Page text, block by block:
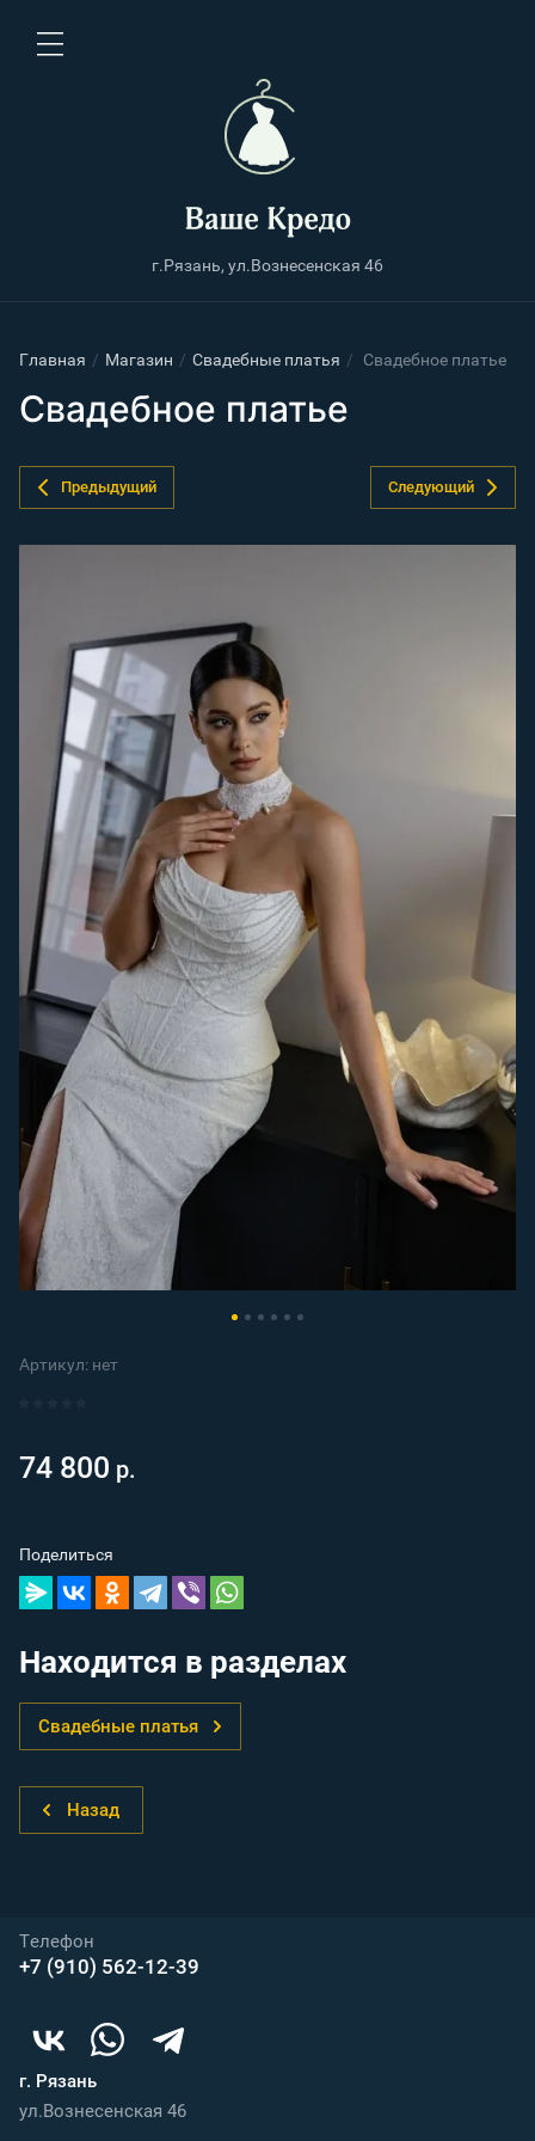
г.Рязань, ул.Вознесенская 46
Главная / Магазин / Свадебные платья / Свадебное платье
Свадебное платье
Предыдущий Следующий
Артикул: нет
74 800 р.
Поделиться
Находится в разделах
Свадебные платья
Назад
Телефон
+7 (910) 562-12-39
г. Рязань
ул.Вознесенская 46